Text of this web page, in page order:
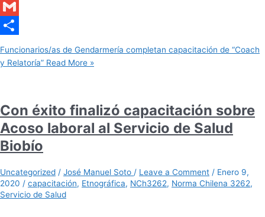
Messenger
Gmail
Share
Funcionarios/as de Gendarmería completan capacitación de “Coach
y Relatoría” Read More »
Con éxito finalizó capacitación sobre
Acoso laboral al Servicio de Salud
Biobío
Uncategorized / José Manuel Soto / Leave a Comment / Enero 9,
2020 / capacitación, Etnográfica, NCh3262, Norma Chilena 3262,
Servicio de Salud